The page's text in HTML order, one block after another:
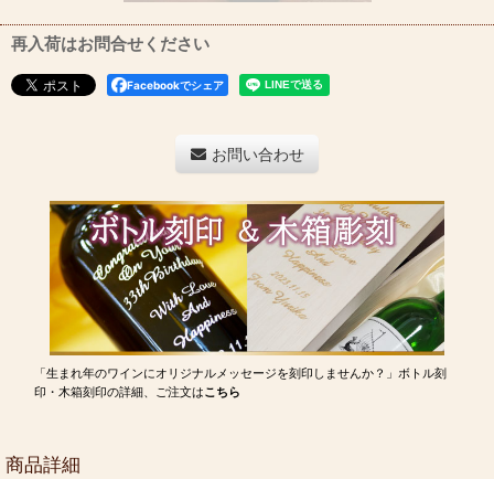
再入荷はお問合せください
Facebookでシェア
お問い合わせ
「生まれ年のワインにオリジナルメッセージを刻印しませんか？」ボトル刻
印・木箱刻印の詳細、ご注文はこちら
商品詳細